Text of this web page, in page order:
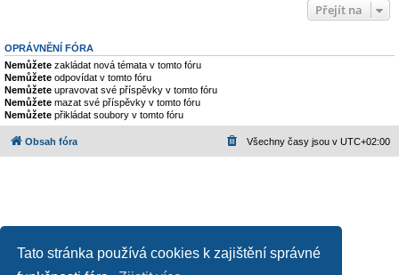
Tato stránka používá cookies k zajištění správné
Přejít na
OPRÁVNĚNÍ FÓRA
Nemůžete zakládat nová témata v tomto fóru
Nemůžete odpovídat v tomto fóru
Nemůžete upravovat své příspěvky v tomto fóru
Nemůžete mazat své příspěvky v tomto fóru
Nemůžete přikládat soubory v tomto fóru
Obsah fóra Všechny časy jsou v UTC+02:00